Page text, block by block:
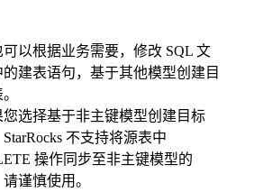
可以根据业务需要，修改 SQL 文
的建表语句，基于其他模型创建目
您选择基于非主键模型创建目标
不支持将源表中
操作同步至非主键模型的
谨慎使用。